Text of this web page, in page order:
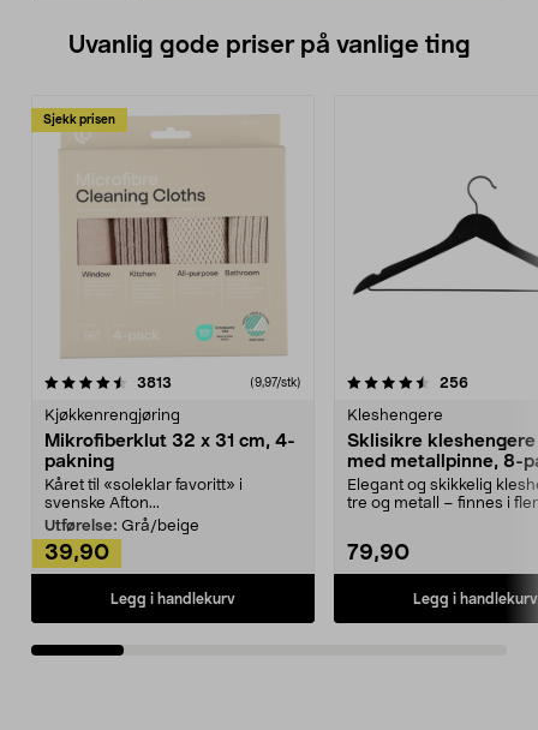
Uvanlig gode priser på vanlige ting
Sjekk prisen
3813 anmeldelser(9,97/stk)
Kjøkkenrengjøring
Mikrofiberklut 32 x 31 cm, 4-
pakning
Kåret til «soleklar favoritt» i
svenske Afton...
Utførelse: Grå/beige
39,90
Legg i handlekurv
4.5av 5 stjerner 256
Kleshengere
Sklisikre
med metallpinne, 8-
Elegant og skikkelig
tre og metall – finnes i
79,90
Legg i handlekurv
4.5av 5 stjerner